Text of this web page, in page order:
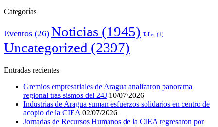
Categorías
Eventos (26) Noticias (1945) Taller (1)
Uncategorized (2397)
Entradas recientes
Gremios empresariales de Aragua analizaron panorama
regional tras sismos del 24J 10/07/2026
Industrias de Aragua suman esfuerzos solidarios en centro de
acopio de la CIEA 02/07/2026
Jornadas de Recursos Humanos de la CIEA regresaron por